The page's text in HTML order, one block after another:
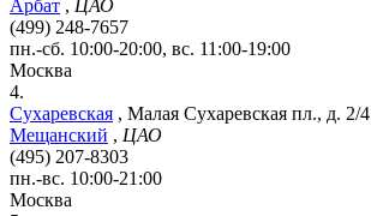
Арбат , ЦАО
(499) 248-7657
пн.-сб. 10:00-20:00, вс. 11:00-19:00
Москва
4.
Сухаревская , Малая Сухаревская пл., д. 2/4
Мещанский , ЦАО
(495) 207-8303
пн.-вс. 10:00-21:00
Москва